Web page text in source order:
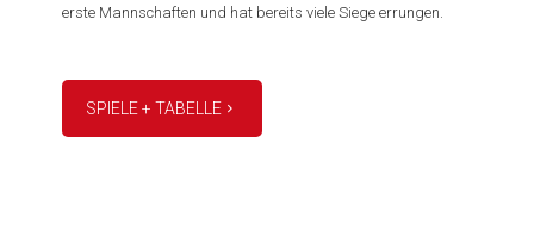
erste Mannschaften und hat bereits viele Siege errungen.
SPIELE + TABELLE